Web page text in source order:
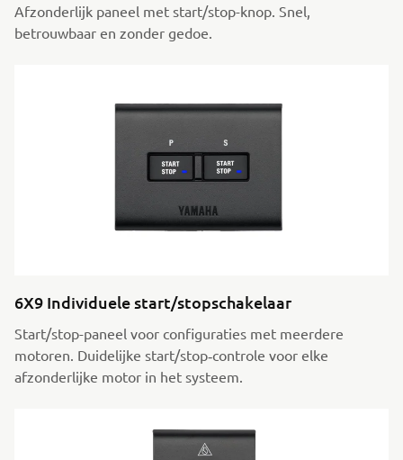
Afzonderlijk paneel met start/stop-knop. Snel,
betrouwbaar en zonder gedoe.
6X9 Individuele start/stopschakelaar
Start/stop-paneel voor configuraties met meerdere
motoren. Duidelijke start/stop‑controle voor elke
afzonderlijke motor in het systeem.